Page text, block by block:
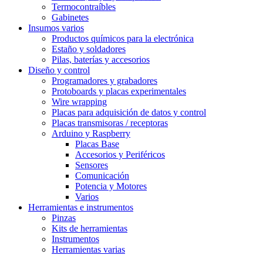
Termocontraíbles
Gabinetes
Insumos varios
Productos químicos para la electrónica
Estaño y soldadores
Pilas, baterías y accesorios
Diseño y control
Programadores y grabadores
Protoboards y placas experimentales
Wire wrapping
Placas para adquisición de datos y control
Placas transmisoras / receptoras
Arduino y Raspberry
Placas Base
Accesorios y Periféricos
Sensores
Comunicación
Potencia y Motores
Varios
Herramientas e instrumentos
Pinzas
Kits de herramientas
Instrumentos
Herramientas varias